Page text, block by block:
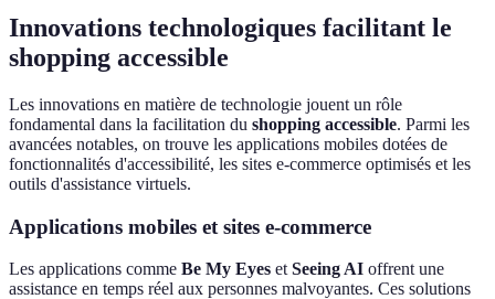
Innovations technologiques facilitant le
shopping accessible
Les innovations en matière de technologie jouent un rôle
fondamental dans la facilitation du shopping accessible. Parmi les
avancées notables, on trouve les applications mobiles dotées de
fonctionnalités d'accessibilité, les sites e-commerce optimisés et les
outils d'assistance virtuels.
Applications mobiles et sites e-commerce
Les applications comme Be My Eyes etSeeing AI offrent une
assistance en temps réel aux personnes malvoyantes. Ces solutions